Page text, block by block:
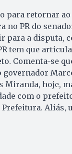
para retornar
no PR do
para a disputa,
tem que
Comenta-se
Miranda, hoje,
com o
Aliás,